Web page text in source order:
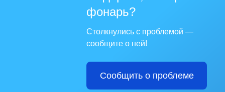
фонарь?
Столкнулись с проблемой —
сообщите о ней!
Сообщить о проблеме